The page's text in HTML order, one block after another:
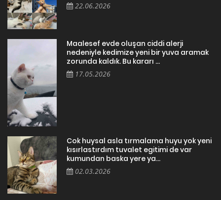
22.06.2026
Maalesef evde oluşan ciddi alerji
nedeniyle kedimize yeni bir yuva aramak
zorunda kaldık. Bu kararı ...
17.05.2026
Cok huysal asla tırmalama huyu yok yeni
kısırlastırdım tuvalet egitimi de var
kumundan baska yere ya...
02.03.2026